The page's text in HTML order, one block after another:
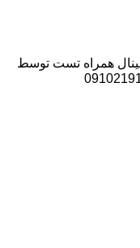
همراه تست توسط